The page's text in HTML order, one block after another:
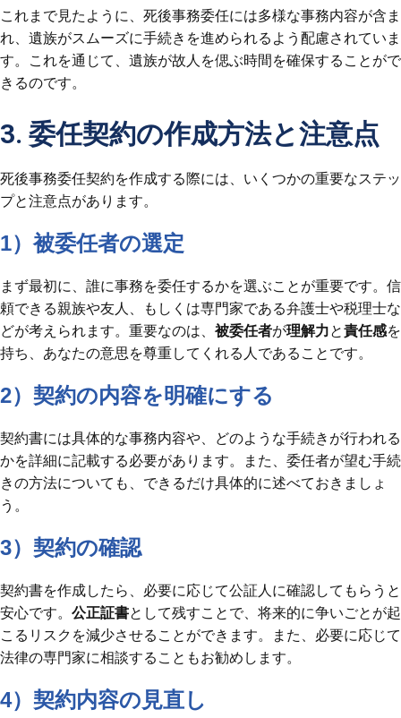
これまで見たように、死後事務委任には多様な事務内容が含ま
れ、遺族がスムーズに手続きを進められるよう配慮されていま
す。これを通じて、遺族が故人を偲ぶ時間を確保することがで
きるのです。
3. 委任契約の作成方法と注意点
死後事務委任契約を作成する際には、いくつかの重要なステッ
プと注意点があります。
1）被委任者の選定
まず最初に、誰に事務を委任するかを選ぶことが重要です。信
頼できる親族や友人、もしくは専門家である弁護士や税理士な
どが考えられます。重要なのは、 被委任者が理解力と責任感を
持ち、あなたの意思を尊重してくれる人であることです。
2）契約の内容を明確にする
契約書には具体的な事務内容や、どのような手続きが行われる
かを詳細に記載する必要があります。また、委任者が望む手続
きの方法についても、できるだけ具体的に述べておきましょ
う。
3）契約の確認
契約書を作成したら、必要に応じて公証人に確認してもらうと
安心です。 公正証書として残すことで、将来的に争いごとが起
こるリスクを減少させることができます。また、必要に応じて
法律の専門家に相談することもお勧めします。
4）契約内容の見直し